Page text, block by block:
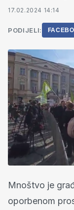
17.02.2024 14:14
PODIJELI:
Mnoštvo je
oporbenom